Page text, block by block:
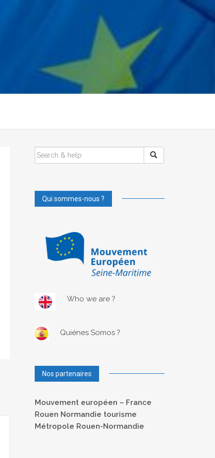
SEARCH
FOR:
Qui sommes-nous ?
Who we are ?
Quiénes Somos ?
Nos partenaires
Mouvement européen – France
Rouen Normandie tourisme
Métropole Rouen-Normandie